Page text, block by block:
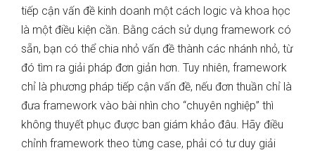
tiếp cận vấn đề kinh doanh một cách logic và khoa học
là một điều kiện cần. Bằng cách sử dụng framework có
sẵn, bạn có thể chia nhỏ vấn đề thành các nhánh nhỏ, từ
đó tìm ra giải pháp đơn giản hơn. Tuy nhiên, framework
chỉ là phương pháp tiếp cận vấn đề, nếu đơn thuần chỉ là
đưa framework vào bài nhìn cho “chuyên nghiệp” thì
không thuyết phục được ban giám khảo đâu. Hãy điều
chỉnh framework theo từng case, phải có tư duy giải